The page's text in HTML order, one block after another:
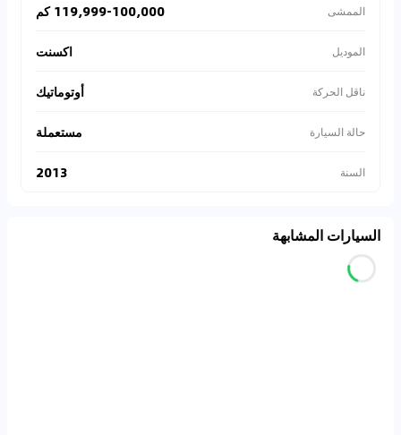
الممشى 119,999-100,000 كم
الموديل اكسنت
ناقل الحركة أوتوماتيك
حالة السيارة مستعملة
السنة 2013
السيارات المشابهة